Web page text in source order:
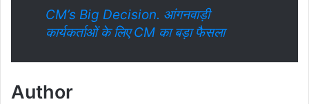
CM’s Big Decision. आंगनवाड़ी
कार्यकर्ताओं के लिए CM का बड़ा फैसला
Author